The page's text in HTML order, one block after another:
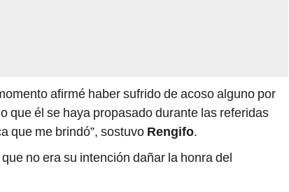
afirmé haber sufrido de acoso alguno por
que él se haya propasado durante las referidas
que me brindó”, sostuvo Rengifo.
no era su intención dañar la honra del